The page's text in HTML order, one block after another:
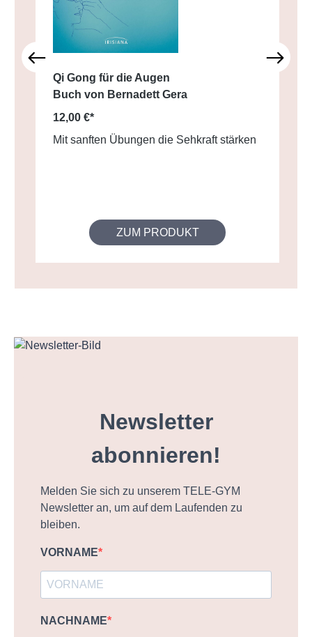
Qi Gong für die Augen
Buch von Bernadett Gera
12,00 €*
Mit sanften Übungen die Sehkraft stärken
ZUM PRODUKT
Newsletter
abonnieren!
Melden Sie sich zu unserem TELE-GYM
Newsletter an, um auf dem Laufenden zu
bleiben.
VORNAME
NACHNAME